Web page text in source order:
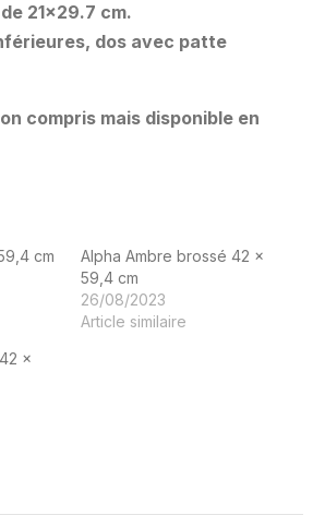
21×29.7 cm.
dos avec patte
compris mais disponible en
cm
Alpha Ambre brossé 42 x
59,4 cm
26/08/2023
Article similaire
x